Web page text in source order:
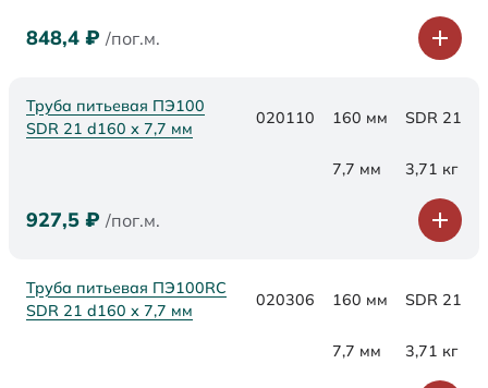
848,4 ₽ /пог.м.
Труба питьевая ПЭ100
SDR 21 d160 х 7,7 мм
020110 160 мм SDR 21
7,7 мм 3,71 кг
927,5 ₽ /пог.м.
Труба питьевая ПЭ100RC
SDR 21 d160 х 7,7 мм
020306 160 мм SDR 21
7,7 мм 3,71 кг